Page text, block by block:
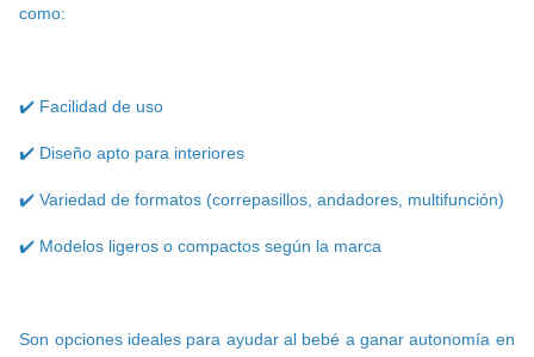
como:
✔️ Facilidad de uso
✔️ Diseño apto para interiores
✔️ Variedad de formatos (correpasillos, andadores, multifunción)
✔️ Modelos ligeros o compactos según la marca
Son opciones ideales para ayudar al bebé a ganar autonomía en